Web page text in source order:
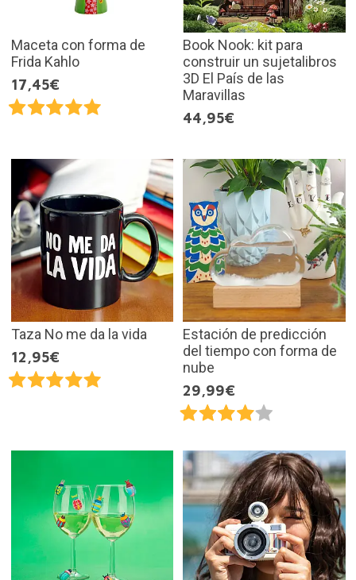
Maceta con forma de
Frida Kahlo
17,45€
Book Nook: kit para
construir un sujetalibros
3D El País de las
Maravillas
44,95€
Taza No me da la vida
12,95€
Estación de predicción
del tiempo con forma de
nube
29,99€